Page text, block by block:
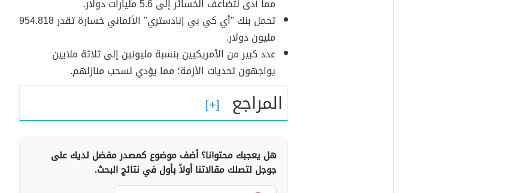
مما أدى لتضاعف الخسائر إلى 5.6 مليارات دولار.
تحمل بنك "أي كي بي إنادستري" الألماني خسارة تقدر 954.818
مليون دولار.
عدد كبير من الأمريكيين بنسبة مليونين إلى ثلاثة ملايين
يواجهون تحديات الأزمة؛ مما يؤدي لسحب منازلهم.
المراجع
هل يعجبك محتوانا؟ أضف موضوع كمصدر مفضل لديك على
جوجل لتصلك مقالاتنا أولاً بأول في نتائج البحث.